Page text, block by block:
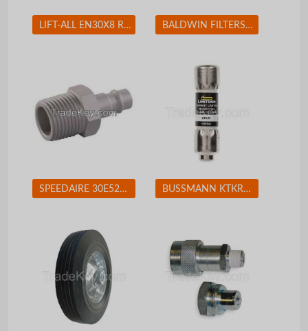
LIFT-ALL EN30X8 Round Sling Endless 8 ft. 2600 lb. BALDWIN FILTERS BF7681D Fuel Filter 5-7/32 x 3-9/32 x 5-7/32 In BALDWIN FILTERS BF7681D
SPEEDAIRE 30E524 Coupler Plug (M)NPT 1/4 Aluminum BUSSMANN KTKR3 Fuse 3A Class CC KTK-R 600VAC